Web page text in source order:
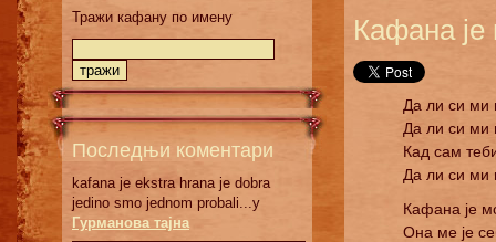
Тражи кафану по имену
Последњи коментари
kafana je ekstra hrana je dobra
jedino smo jednom probali...у
Гурманова тајна
Кафана је
Да ли си ми
Да ли си ми
Кад сам
Да ли си ми
Кафана је
Она ме је